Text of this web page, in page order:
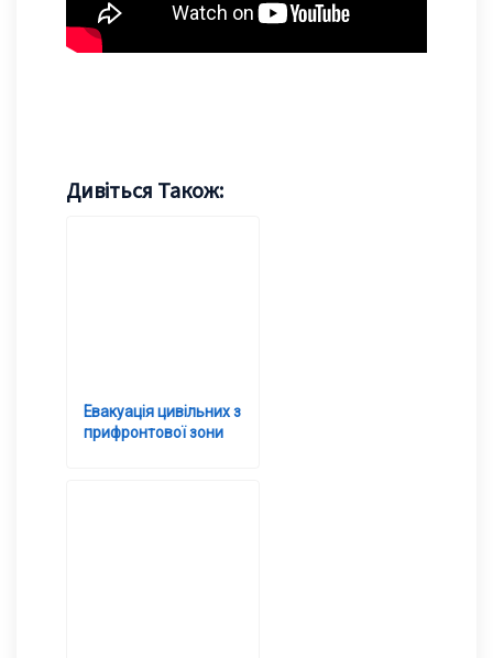
Дивіться Також:
Евакуація цивільних з
прифронтової зони